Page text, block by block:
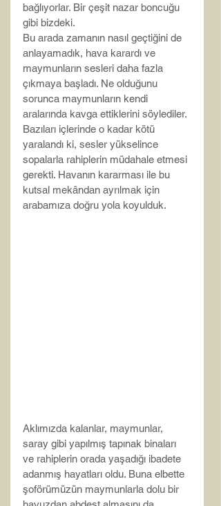
bağlıyorlar. Bir çeşit nazar boncuğu
gibi bizdeki.
Bu arada zamanın nasıl geçtiğini de
anlayamadık, hava karardı ve
maymunların sesleri daha fazla
çıkmaya başladı. Ne olduğunu
sorunca maymunların kendi
aralarında kavga ettiklerini söylediler.
Bazıları içlerinde o kadar kötü
yaralandı ki, sesler yükselince
sopalarla rahiplerin müdahale etmesi
gerekti. Havanın kararması ile bu
kutsal mekândan ayrılmak için
arabamıza doğru yola koyulduk.
Aklımızda kalanlar, maymunlar,
saray gibi yapılmış tapınak binaları
ve rahiplerin orada yaşadığı ibadete
adanmış hayatları oldu. Buna elbette
şoförümüzün maymunlarla dolu bir